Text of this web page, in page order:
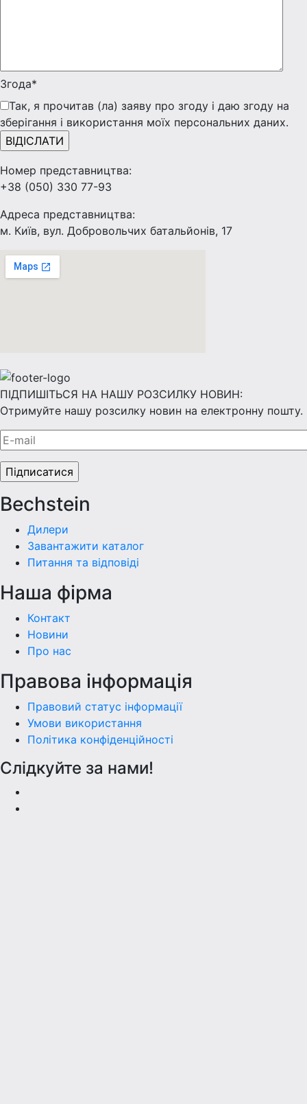
Згода*
Так, я прочитав (ла) заяву про згоду і даю згоду на
зберігання і використання моїх персональних даних.
Номер представництва:
+38 (050) 330 77-93
Адреса представництва:
м. Київ, вул. Добровольчих батальйонів, 17
ПІДПИШІТЬСЯ НА НАШУ РОЗСИЛКУ НОВИН:
Отримуйте нашу розсилку новин на електронну пошту.
Bechstein
Дилери
Завантажити каталог
Питання та відповіді
Наша фiрма
Контакт
Новини
Про нас
Правова інформація
Правовий статус інформації
Умови використання
Політика конфіденційності
Слідкуйте за нами!